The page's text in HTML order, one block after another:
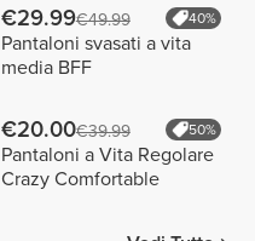
€29.99€49.99 40%
Pantaloni svasati a vita
media BFF
€20.00€39.99 50%
Pantaloni a Vita Regolare
Crazy Comfortable